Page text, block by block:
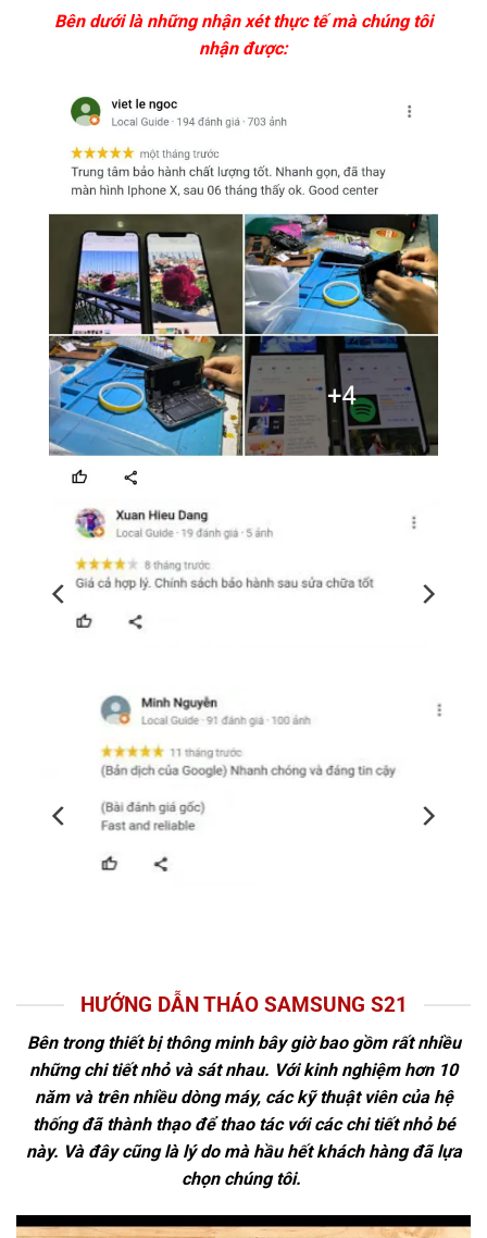
Bên dưới là những nhận xét thực tế mà chúng tôi
nhận được:
HƯỚNG DẪN THÁO SAMSUNG S21
Bên trong thiết bị thông minh bây giờ bao gồm rất nhiều
những chi tiết nhỏ và sát nhau. Với kinh nghiệm hơn 10
năm và trên nhiều dòng máy, các kỹ thuật viên của hệ
thống đã thành thạo để thao tác với các chi tiết nhỏ bé
này. Và đây cũng là lý do mà hầu hết khách hàng đã lựa
chọn chúng tôi.